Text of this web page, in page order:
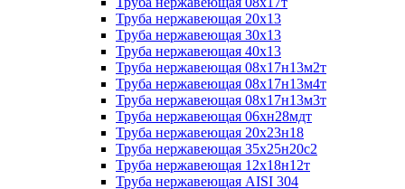
Труба нержавеющая 20х13
Труба нержавеющая 30х13
Труба нержавеющая 40х13
Труба нержавеющая 08х17н13м2т
Труба нержавеющая 08х17н13м4т
Труба нержавеющая 08х17н13м3т
Труба нержавеющая 06хн28мдт
Труба нержавеющая 20х23н18
Труба нержавеющая 35х25н20с2
Труба нержавеющая 12х18н12т
Труба нержавеющая AISI 304